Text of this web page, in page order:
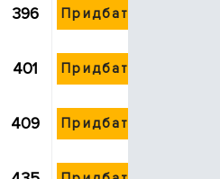
396 Придбати
401 Придбати
409 Придбати